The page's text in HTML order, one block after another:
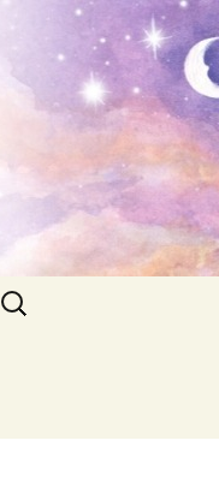
Szukaj: